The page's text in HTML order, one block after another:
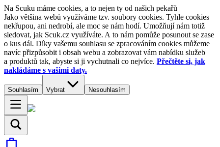
Na Scuku máme cookies, a to nejen ty od našich pekařů
Jako většina webů využíváme tzv. soubory cookies. Tyhle cookies
nekřupou, ani nedrobí, ale moc se nám hodí. Umožňují nám totiž
sledovat, jak Scuk.cz využíváte. A to nám pomůže posunout se zase
o kus dál. Díky vašemu souhlasu se zpracováním cookies můžeme
navíc přizpůsobit i obsah webu a zobrazovat vám nabídku služeb
a produktů tak, abyste si ji vychutnali co nejvíce. Přečtěte si, jak
nakládáme s vašimi daty.
Souhlasím Vybrat Nesouhlasím